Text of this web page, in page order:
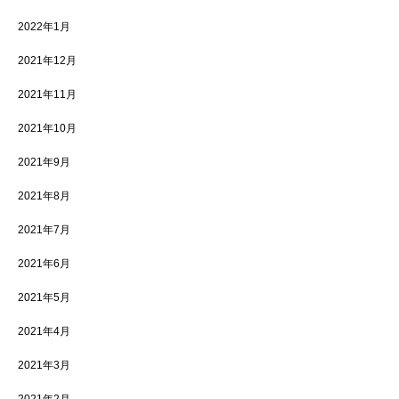
2022年1月
2021年12月
2021年11月
2021年10月
2021年9月
2021年8月
2021年7月
2021年6月
2021年5月
2021年4月
2021年3月